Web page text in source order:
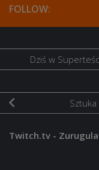
FOLLOW:
Dziś w
Twitch.tv - Zurugula